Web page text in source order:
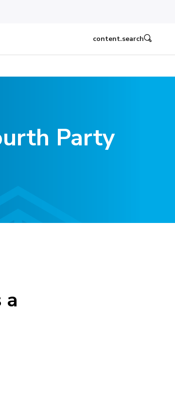
content.search
Party
a